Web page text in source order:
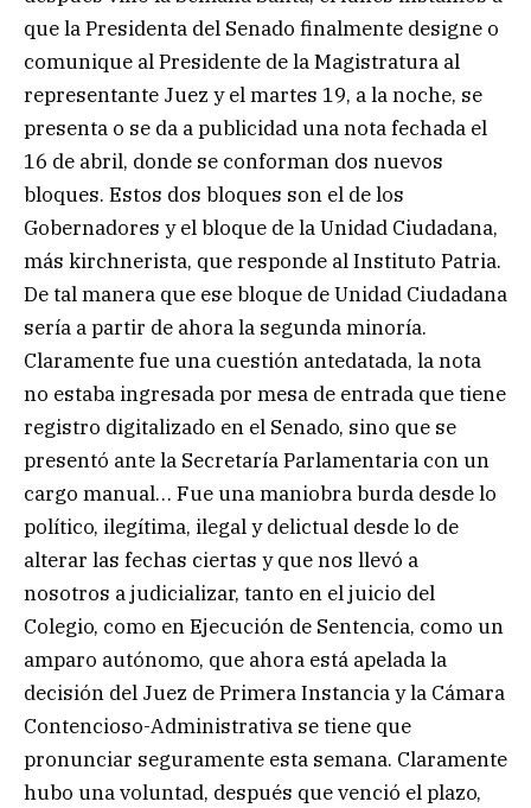
que la Presidenta del Senado finalmente designe o
comunique al Presidente de la Magistratura al
representante Juez y el martes 19, a la noche, se
presenta o se da a publicidad una nota fechada el
16 de abril, donde se conforman dos nuevos
bloques. Estos dos bloques son el de los
Gobernadores y el bloque de la Unidad Ciudadana,
más kirchnerista, que responde al Instituto Patria.
De tal manera que ese bloque de Unidad Ciudadana
sería a partir de ahora la segunda minoría.
Claramente fue una cuestión antedatada, la nota
no estaba ingresada por mesa de entrada que tiene
registro digitalizado en el Senado, sino que se
presentó ante la Secretaría Parlamentaria con un
cargo manual… Fue una maniobra burda desde lo
político, ilegítima, ilegal y delictual desde lo de
alterar las fechas ciertas y que nos llevó a
nosotros a judicializar, tanto en el juicio del
Colegio, como en Ejecución de Sentencia, como un
amparo autónomo, que ahora está apelada la
decisión del Juez de Primera Instancia y la Cámara
Contencioso-Administrativa se tiene que
pronunciar seguramente esta semana. Claramente
hubo una voluntad, después que venció el plazo,